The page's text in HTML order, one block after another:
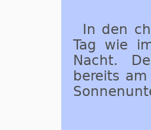
In den
Tag wie
Nacht.
bereits